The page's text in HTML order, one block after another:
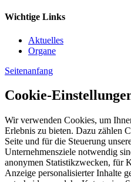
Wichtige Links
Aktuelles
Organe
Seitenanfang
Cookie-
Wir verwenden Cookies, um
Erlebnis zu bieten. Dazu zählen
Seite und für die Steuerung
Unternehmensziele notwendig
anonymen Statistikzwecken, für
Anzeige personalisierter Inhalte